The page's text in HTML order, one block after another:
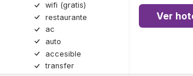
wifi (gratis)
restaurante
ac
auto
accesible
transfer
Ver